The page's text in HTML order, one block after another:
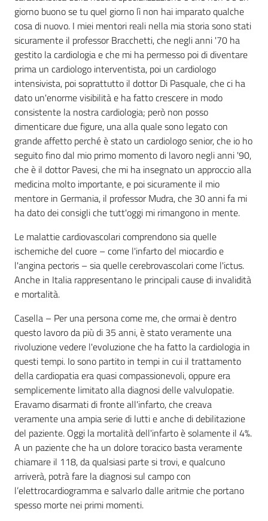
giorno buono se tu quel giorno lì non hai imparato qualche
cosa di nuovo. I miei mentori reali nella mia storia sono stati
sicuramente il professor Bracchetti, che negli anni '70 ha
gestito la cardiologia e che mi ha permesso poi di diventare
prima un cardiologo interventista, poi un cardiologo
intensivista, poi soprattutto il dottor Di Pasquale, che ci ha
dato un'enorme visibilità e ha fatto crescere in modo
consistente la nostra cardiologia; però non posso
dimenticare due figure, una alla quale sono legato con
grande affetto perché è stato un cardiologo senior, che io ho
seguito fino dal mio primo momento di lavoro negli anni '90,
che è il dottor Pavesi, che mi ha insegnato un approccio alla
medicina molto importante, e poi sicuramente il mio
mentore in Germania, il professor Mudra, che 30 anni fa mi
ha dato dei consigli che tutt'oggi mi rimangono in mente.
Le malattie cardiovascolari comprendono sia quelle
ischemiche del cuore – come l'infarto del miocardio e
l'angina pectoris – sia quelle cerebrovascolari come l'ictus.
Anche in Italia rappresentano le principali cause di invalidità
e mortalità.
Casella – Per una persona come me, che ormai è dentro
questo lavoro da più di 35 anni, è stato veramente una
rivoluzione vedere l'evoluzione che ha fatto la cardiologia in
questi tempi. Io sono partito in tempi in cui il trattamento
della cardiopatia era quasi compassionevoli, oppure era
semplicemente limitato alla diagnosi delle valvulopatie.
Eravamo disarmati di fronte all'infarto, che creava
veramente una ampia serie di lutti e anche di debilitazione
del paziente. Oggi la mortalità dell'infarto è solamente il 4%.
A un paziente che ha un dolore toracico basta veramente
chiamare il 118, da qualsiasi parte si trovi, e qualcuno
arriverà, potrà fare la diagnosi sul campo con
l’elettrocardiogramma e salvarlo dalle aritmie che portano
spesso morte nei primi momenti.